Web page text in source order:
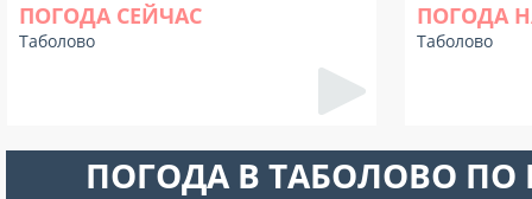
ПОГОДА СЕЙЧАС
Таболово
ПОГОДА
Таболово
ПОГОДА В ТАБОЛОВО